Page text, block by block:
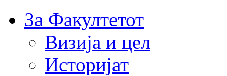
За Факултетот
Визија и цел
Историјат